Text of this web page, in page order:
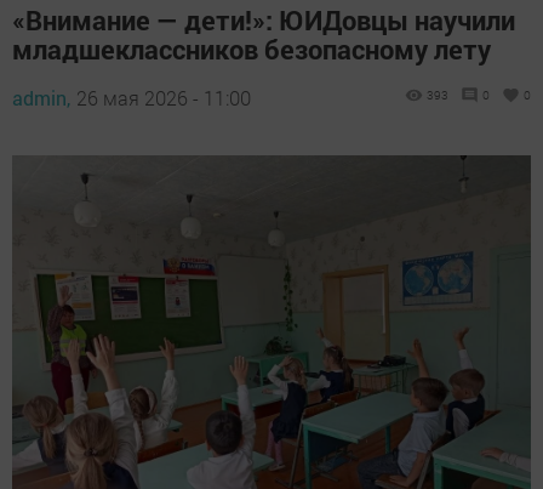
«Внимание — дети!»: ЮИДовцы научили
младшеклассников безопасному лету
admin, 26 мая 2026 - 11:00 393 0 0